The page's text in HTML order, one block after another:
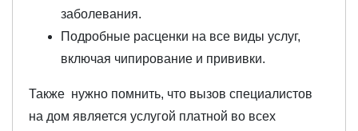
заболевания.
Подробные расценки на все виды услуг,
включая чипирование и прививки.
Также нужно помнить, что вызов специалистов
на дом является услугой платной во всех